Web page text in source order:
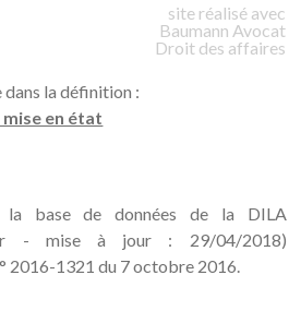
site réalisé avec
Baumann Avocat
Droit des affaires
la définition :
mise en état
la base de données de la DILA
- mise à jour : 29/04/2018)
2016-1321 du 7 octobre 2016.